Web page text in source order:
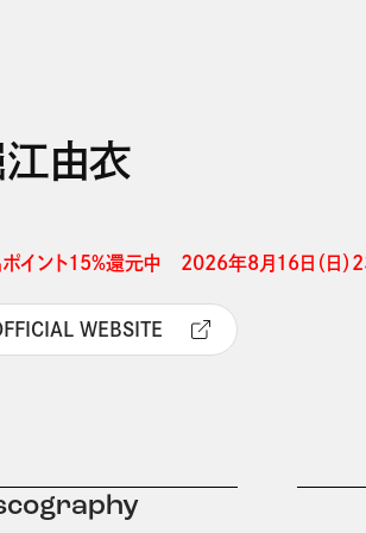
由衣
イント15%還元中　2026年8月16日（日
WEBSITE